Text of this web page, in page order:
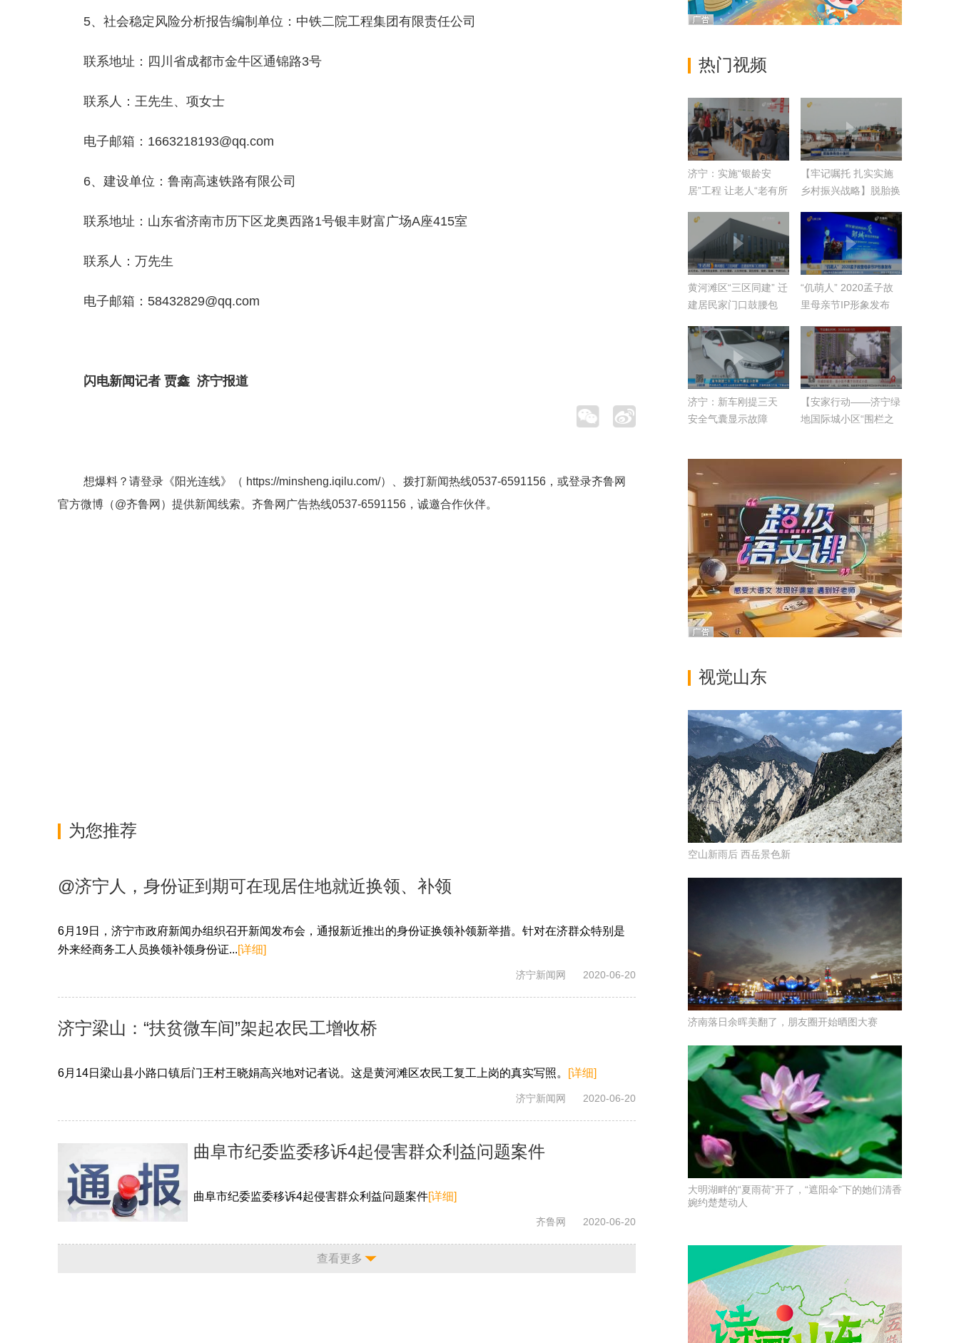
5、社会稳定风险分析报告编制单位：中铁二院工程集团有限责任公司
联系地址：四川省成都市金牛区通锦路3号
联系人：王先生、项女士
电子邮箱：1663218193@qq.com
6、建设单位：鲁南高速铁路有限公司
联系地址：山东省济南市历下区龙奥西路1号银丰财富广场A座415室
联系人：万先生
电子邮箱：58432829@qq.com
闪电新闻记者 贾鑫 济宁报道
想爆料？请登录《阳光连线》（ https://minsheng.iqilu.com/）、拨打新闻热线0537-6591156，或登录齐鲁网
官方微博（@齐鲁网 ）提供新闻线索。齐鲁网广告热线0537-6591156，诚邀合作伙伴。
为您推荐
@济宁人，身份证到期可在现居住地就近换领、补领
6月19日，济宁市政府新闻办组织召开新闻发布会，通报新近推出的身份证换领补领新举措。针对在济群众特别是
外来经商务工人员换领补领身份证...[详细]
济宁新闻网 2020-06-20
济宁梁山：“扶贫微车间”架起农民工增收桥
6月14日梁山县小路口镇后门王村王晓娟高兴地对记者说。这是黄河滩区农民工复工上岗的真实写照。 [详细]
济宁新闻网 2020-06-20
曲阜市纪委监委移诉4起侵害群众利益问题案件
曲阜市纪委监委移诉4起侵害群众利益问题案件[详细]
齐鲁网 2020-06-20
查看更多
热门视频
济宁：实施“银龄安
居”工程 让老人“老有所
【牢记嘱托 扎实实施
乡村振兴战略】脱胎换
黄河滩区“三区同建” 迁
建居民家门口鼓腰包
“仉萌人” 2020孟子故
里母亲节IP形象发布
济宁：新车刚提三天
安全气囊显示故障
【安家行动——济宁绿
地国际城小区“围栏之
视觉山东
空山新雨后 西岳景色新
济南落日余晖美翻了，朋友圈开始晒图大赛
大明湖畔的“夏雨荷”开了，“遮阳伞”下的她们清香
婉约楚楚动人